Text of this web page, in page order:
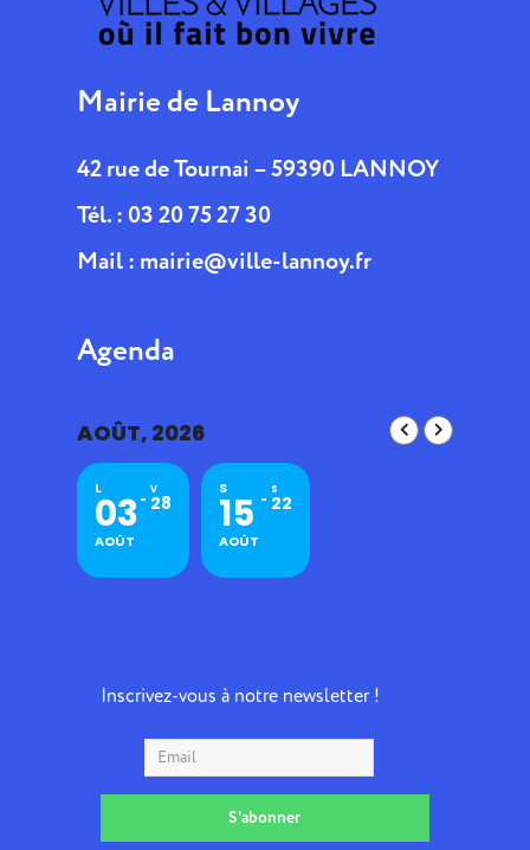
Mairie de Lannoy
42 rue de Tournai – 59390 LANNOY
Tél. : 03 20 75 27 30
Mail : mairie@ville-lannoy.fr
Agenda
AOÛT, 2026
L
03
AOÛT
V
28
S
15
AOÛT
S
22
Inscrivez-vous à notre newsletter !